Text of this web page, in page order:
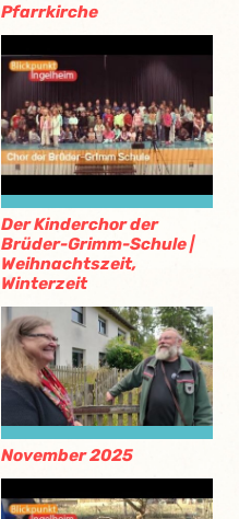
Pfarrkirche
Der Kinderchor der
Brüder-Grimm-Schule |
Weihnachtszeit,
Winterzeit
November 2025